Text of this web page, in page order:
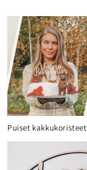
Puiset kakkukoristeet